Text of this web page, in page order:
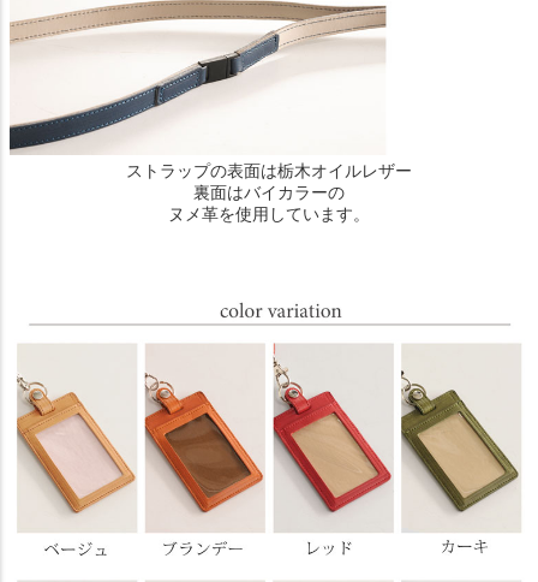
ストラップの表面は栃木オイルレザー
裏面はバイカラーの
ヌメ革を使用しています。